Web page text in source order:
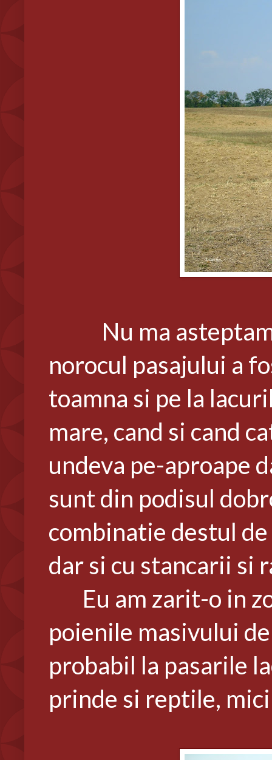
Nu ma asteptam
norocul pasajului a
toamna si pe la
mare, cand si cand
undeva pe-aproape
sunt din podisul
combinatie destul
dar si cu stancarii si
Eu am zarit-o in
poienile masivului
probabil la pasarile
prinde si reptile,